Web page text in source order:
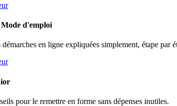
d'emploi
en ligne expliquées simplement, étape par
pour le remettre en forme sans dépenses inutiles.